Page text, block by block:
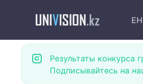
Результаты конкурса
Подписывайтесь на